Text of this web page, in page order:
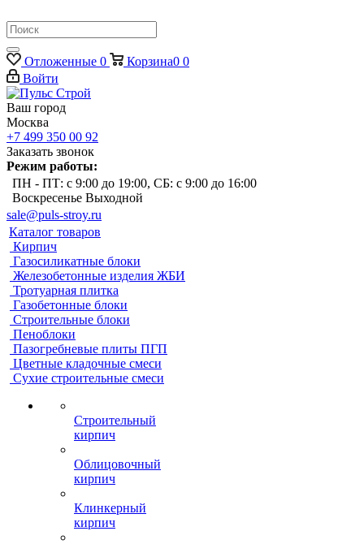
Отложенные 0 Корзина0 0
Войти
Ваш город
Москва
+7 499 350 00 92
Заказать звонок
Режим работы:
ПН - ПТ: с 9:00 до 19:00, СБ: с 9:00 до 16:00
Воскресенье Выходной
sale@puls-stroy.ru
Каталог товаров
Кирпич
Газосиликатные блоки
Железобетонные изделия ЖБИ
Тротуарная плитка
Газобетонные блоки
Строительные блоки
Пеноблоки
Пазогребневые плиты ПГП
Цветные кладочные смеси
Сухие строительные смеси
Строительный
кирпич
Облицовочный
кирпич
Клинкерный
кирпич